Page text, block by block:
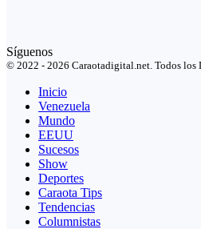
Síguenos
© 2022 - 2026 Caraotadigital.net. Todos los
Inicio
Venezuela
Mundo
EEUU
Sucesos
Show
Deportes
Caraota Tips
Tendencias
Columnistas